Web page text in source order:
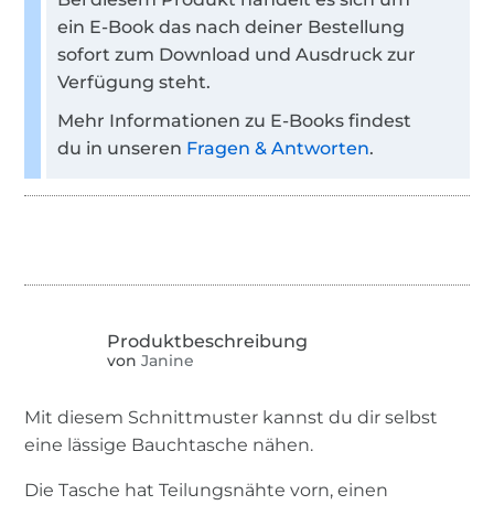
ein E-Book das nach deiner Bestellung
sofort zum Download und Ausdruck zur
Verfügung steht.
Mehr Informationen zu E-Books findest
du in unseren Fragen & Antworten.
von Janine
Mit diesem Schnittmuster kannst du dir selbst
eine lässige Bauchtasche nähen.
Die Tasche hat Teilungsnähte vorn, einen